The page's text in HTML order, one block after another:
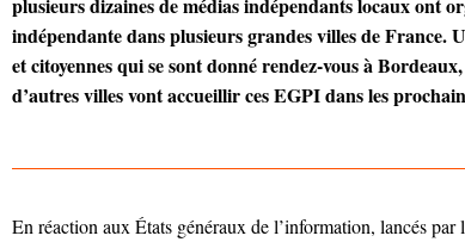
indépendante dans plusieurs grandes villes de France.
et citoyennes qui se sont donné rendez-vous à
d’autres villes vont accueillir ces EGPI dans les
En réaction aux États généraux de l’information, lancés